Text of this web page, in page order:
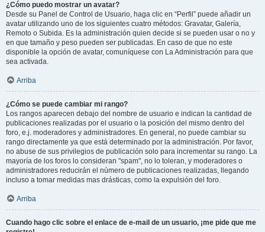
¿Cómo puedo mostrar un avatar?
Desde su Panel de Control de Usuario, haga clic en “Perfil” puede añadir un
avatar utilizando uno de los siguientes cuatro métodos: Gravatar, Galería,
Remoto o Subida. Es la administración quien decide si se pueden usar o no y
en que tamaño y peso pueden ser publicadas. En caso de que no este
disponible la opción de avatar, comuníquese con La Administración para que
sea activada.
Arriba
¿Cómo se puede cambiar mi rango?
Los rangos aparecen debajo del nombre de usuario e indican la cantidad de
publicaciones realizadas por el usuario o la posición del mismo dentro del
foro, e.j. moderadores y administradores. En general, no puede cambiar su
rango directamente ya que está determinado por la administración. Por favor,
no abuse de sus privilegios de publicación solo para incrementar su rango. La
mayoría de los foros lo consideran "spam", no lo toleran, y moderadores o
administradores reducirán el número de publicaciones realizadas, llegando
incluso a tomar medidas mas drásticas, como la expulsión del foro.
Arriba
Cuando hago clic sobre el enlace de e-mail de un usuario, ¡me pide que me